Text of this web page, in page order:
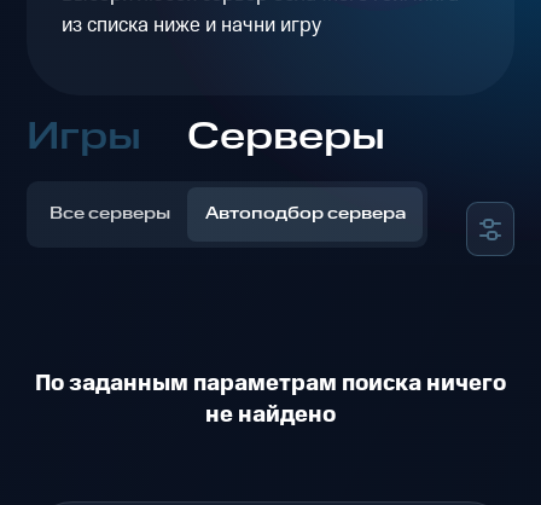
из списка ниже и начни игру
Игры Серверы
Все серверы Автоподбор сервера
По заданным параметрам поиска ничего
не найдено